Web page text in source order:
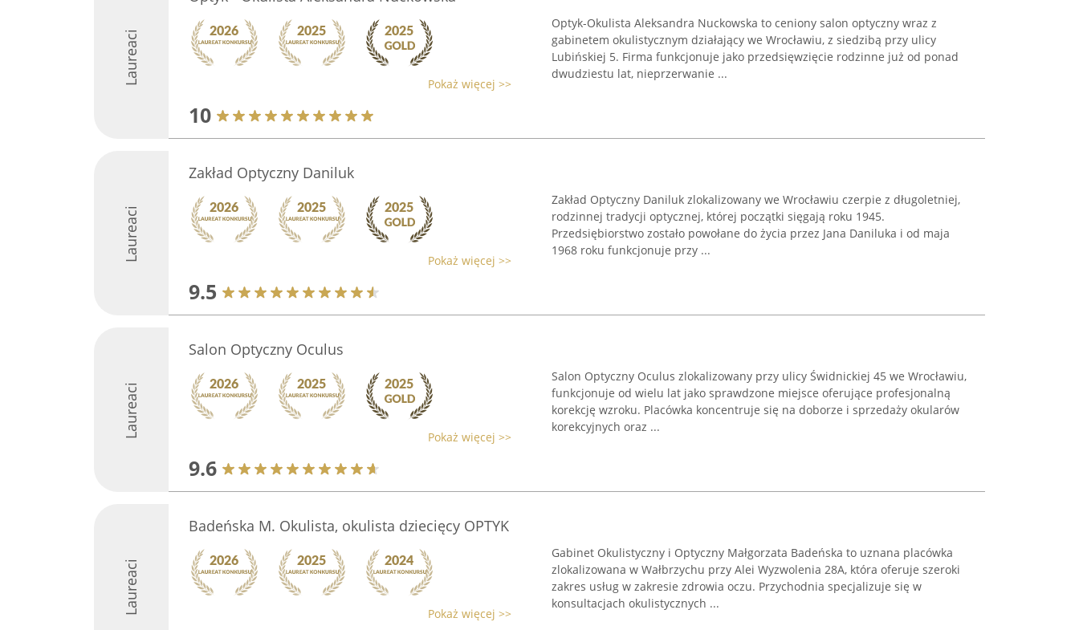
Laureaci Pokaż więcej >>
10
Optyk-Okulista Aleksandra Nuckowska to ceniony salon optyczny wraz z
gabinetem okulistycznym działający we Wrocławiu, z siedzibą przy ulicy
Lubińskiej 5. Firma funkcjonuje jako przedsięwzięcie rodzinne już od ponad
dwudziestu lat, nieprzerwanie ...
Laureaci
Zakład Optyczny Daniluk
Pokaż więcej >>
9.5
Zakład Optyczny Daniluk zlokalizowany we Wrocławiu czerpie z długoletniej,
rodzinnej tradycji optycznej, której początki sięgają roku 1945.
Przedsiębiorstwo zostało powołane do życia przez Jana Daniluka i od maja
1968 roku funkcjonuje przy ...
Laureaci
Salon Optyczny Oculus
Pokaż więcej >>
9.6
Salon Optyczny Oculus zlokalizowany przy ulicy Świdnickiej 45 we Wrocławiu,
funkcjonuje od wielu lat jako sprawdzone miejsce oferujące profesjonalną
korekcję wzroku. Placówka koncentruje się na doborze i sprzedaży okularów
korekcyjnych oraz ...
Laureaci
Badeńska M. Okulista, okulista dziecięcy OPTYK
Pokaż więcej >>
Gabinet Okulistyczny i Optyczny Małgorzata Badeńska to uznana placówka
zlokalizowana w Wałbrzychu przy Alei Wyzwolenia 28A, która oferuje szeroki
zakres usług w zakresie zdrowia oczu. Przychodnia specjalizuje się w
konsultacjach okulistycznych ...